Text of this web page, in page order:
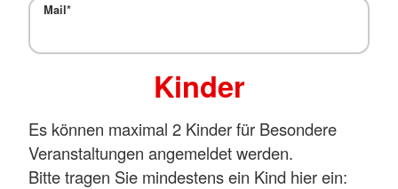
Mail*
Kinder
Es können maximal 2 Kinder für Besondere
Veranstaltungen angemeldet werden.
Bitte tragen Sie mindestens ein Kind hier ein: